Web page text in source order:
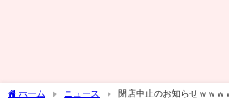
ホーム ニュース 閉店中止のお知らせｗｗｗ